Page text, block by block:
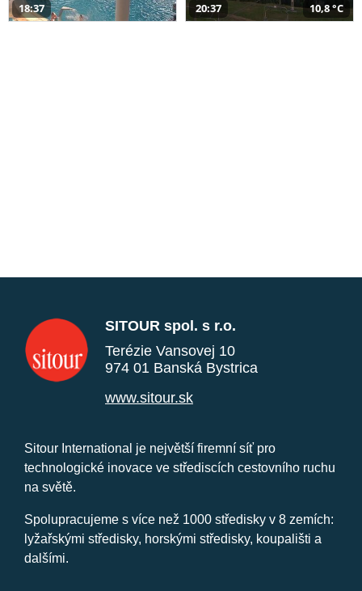
18:37 20:37 10,8 °C
SITOUR spol. s r.o.
Terézie Vansovej 10
974 01 Banská Bystrica
www.sitour.sk
Sitour International je největší firemní síť pro
technologické inovace ve střediscích cestovního ruchu
na světě.
Spolupracujeme s více než 1000 středisky v 8 zemích:
lyžařskými středisky, horskými středisky, koupališti a
dalšími.